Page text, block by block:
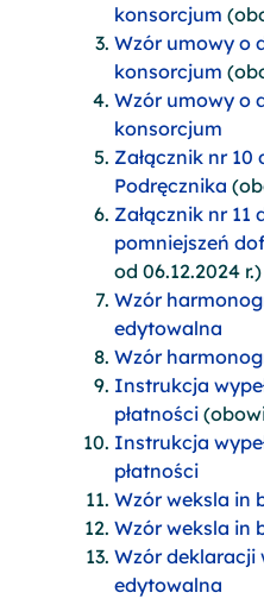
konsorcjum
Wzór umowy o
konsorcjum
Wzór umowy o
konsorcjum
Załącznik nr 10
Podręcznika
Załącznik nr 11
pomniejszeń
od 06.12.2024 r.)
Wzór
edytowalna
Wzór
Instrukcja
płatności
Instrukcja
płatności
Wzór weksla in
Wzór weksla in
Wzór deklaracji
edytowalna